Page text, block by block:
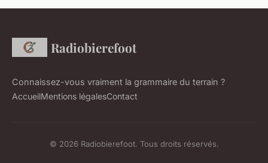
Radiobierefoot
Connaissez-vous vraiment la grammaire du terrain ?
AccueilMentions légalesContact
© 2026 Radiobierefoot. Tous droits réservés.